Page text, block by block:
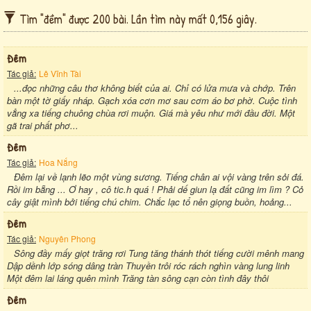
Tìm "đềm" được 200 bài. Lần tìm này mất 0,156 giây.
Đêm
Tác giả: Lê Vĩnh Tài
...đọc những câu thơ không biết của ai. Chỉ có lửa mưa và chớp. Trên
bàn một tờ giấy nháp. Gạch xóa cơn mơ sau cơm áo bơ phờ. Cuộc tình
vẳng xa tiếng chuông chùa rơi muộn. Giá mà yêu như mới đầu đời. Một
gã trai phất phơ...
Đêm
Tác giả: Hoa Nắng
Ðêm lại về lạnh lẽo một vùng sương. Tiếng chân ai vội vàng trên sỏi đá.
Rồi im bẵng ... Ơ hay , cô tic.h quá ! Phải dế giun lạ đất cũng im lìm ? Cỏ
cây giật mình bởi tiếng chú chim. Chắc lạc tổ nên giọng buồn, hoảng...
Đêm
Tác giả: Nguyên Phong
Sông đầy mấy giọt trăng rơi Tung tăng thánh thót tiếng cười mênh mang
Dập dềnh lớp sóng dâng tràn Thuyền trôi róc rách nghìn vàng lung linh
Một đêm lai láng quên mình Trăng tàn sông cạn còn tình đây thôi
Đêm